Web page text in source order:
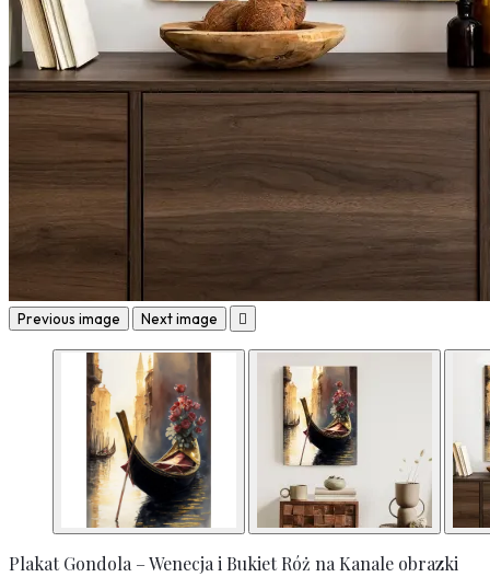
Previous image Next image 
Plakat Gondola – Wenecja i Bukiet Róż na Kanale obrazki